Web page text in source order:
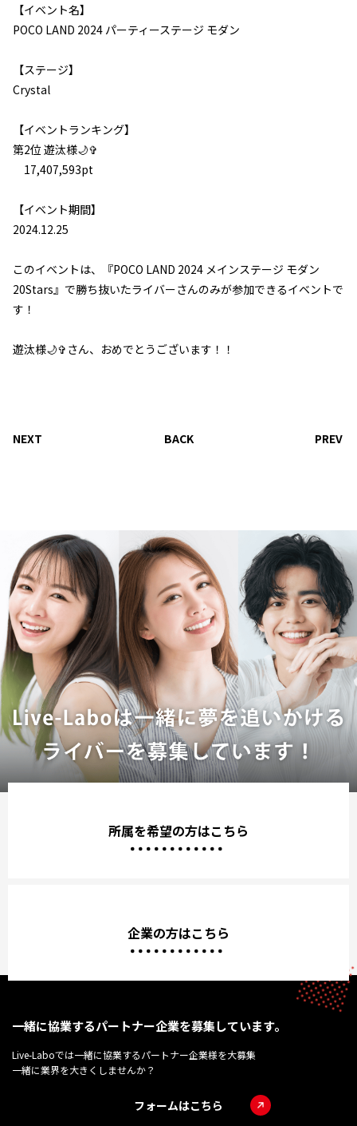
【イベント名】
POCO LAND 2024 パーティーステージ モダン
【ステージ】
Crystal
【イベントランキング】
第2位遊汰様🌙✞
17,407,593pt
【イベント期間】
2024.12.25
このイベントは、『POCO LAND 2024 メインステージ モダン
20Stars』で勝ち抜いたライバーさんのみが参加できるイベントで
す！
遊汰様🌙✞さん、おめでとうございます！！
NEXT BACK PREV
所属を希望の方はこちら
企業の方はこちら
一緒に協業するパートナー企業を募集しています。
Live-Laboでは一緒に協業するパートナー企業様を大募集
一緒に業界を大きくしませんか？
フォームはこちら